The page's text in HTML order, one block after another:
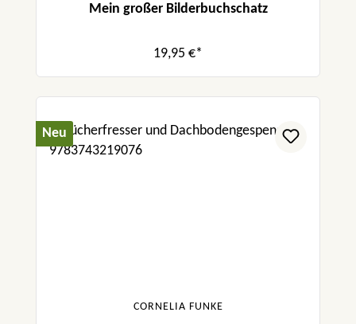
Mein großer Bilderbuchschatz
19,95 €*
Neu
CORNELIA FUNKE